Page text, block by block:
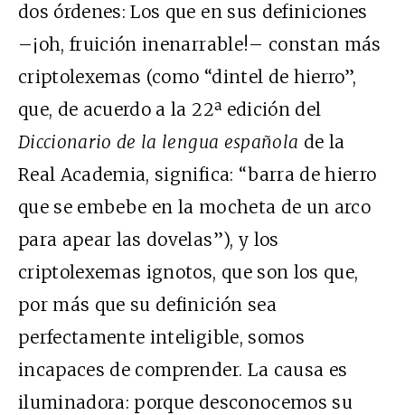
dos órdenes: Los que en sus definiciones
–¡oh, fruición inenarrable!– constan más
criptolexemas (como “dintel de hierro”,
que, de acuerdo a la 22ª edición del
Diccionario de la lengua española de la
Real Academia, significa: “barra de hierro
que se embebe en la mocheta de un arco
para apear las dovelas”), y los
criptolexemas ignotos, que son los que,
por más que su definición sea
perfectamente inteligible, somos
incapaces de comprender. La causa es
iluminadora: porque desconocemos su